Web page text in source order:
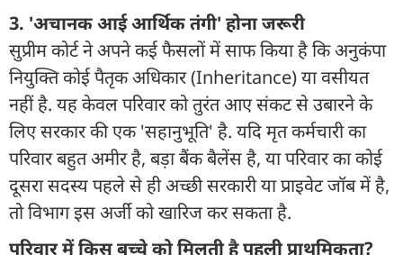
3. 'अचानक आई आर्थिक तंगी' होना जरूरी
सुप्रीम कोर्ट ने अपने कई फैसलों में साफ किया है कि अनुकंपा
नियुक्ति कोई पैतृक अधिकार (Inheritance) या वसीयत
नहीं है. यह केवल परिवार को तुरंत आए संकट से उबारने के
लिए सरकार की एक 'सहानुभूति' है. यदि मृत कर्मचारी का
परिवार बहुत अमीर है, बड़ा बैंक बैलेंस है, या परिवार का कोई
दूसरा सदस्य पहले से ही अच्छी सरकारी या प्राइवेट जॉब में है,
तो विभाग इस अर्जी को खारिज कर सकता है.
परिवार में किस बच्चे को मिलती है पहली प्राथमिकता?